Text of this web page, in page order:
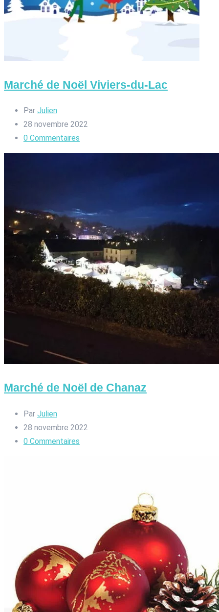
Marché de Noël Viviers-du-Lac
Par Julien
28 novembre 2022
0 Commentaires
Marché de Noël de Chanaz
Par Julien
28 novembre 2022
0 Commentaires